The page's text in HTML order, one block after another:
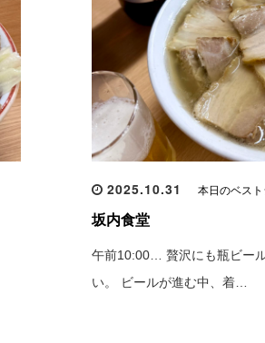
2025.10.31 本日のベスト
坂内食堂
午前10:00… 贅沢にも瓶ビー
い。 ビールが進む中、着…